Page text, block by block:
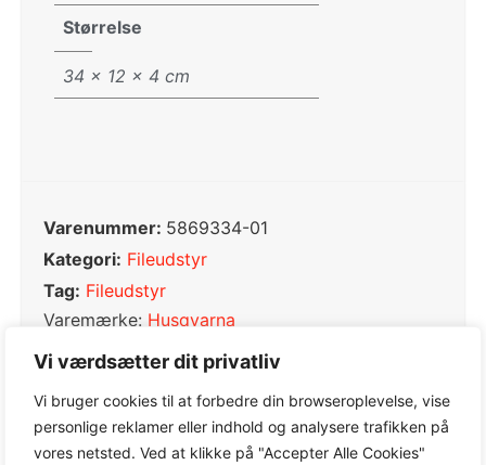
Vi værdsætter dit privatliv
Vi bruger cookies til at forbedre din browseroplevelse, vise
personlige reklamer eller indhold og analysere trafikken på
vores netsted. Ved at klikke på "Accepter Alle Cookies"
Størrelse
34 × 12 × 4 cm
Varenummer: 5869334-01
Kategori: Fileudstyr
Tag: Fileudstyr
Varemærke: Husqvarna